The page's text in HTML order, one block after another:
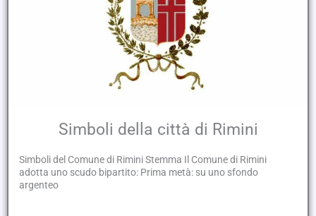
Simboli della città di Rimini
Simboli del Comune di Rimini Stemma Il Comune di Rimini
adotta uno scudo bipartito: Prima metà: su uno sfondo
argenteo